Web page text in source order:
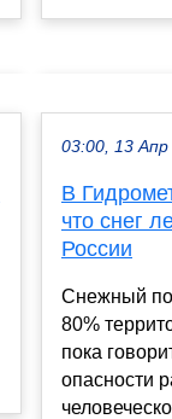
03:00, 13 Апр
В
что снег
России
Снежный
80%
пока
опасности